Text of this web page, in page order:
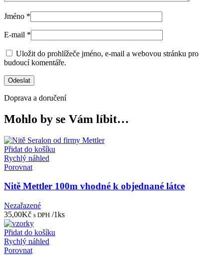
Jméno *
E-mail *
Uložit do prohlížeče jméno, e-mail a webovou stránku pro
budoucí komentáře.
Doprava a doručení
Mohlo by se Vám líbit…
Přidat do košíku
Rychlý náhled
Porovnat
Nitě Mettler 100m vhodné k objednané látce
Nezařazené
35,00Kč s DPH /1ks
Přidat do košíku
Rychlý náhled
Porovnat